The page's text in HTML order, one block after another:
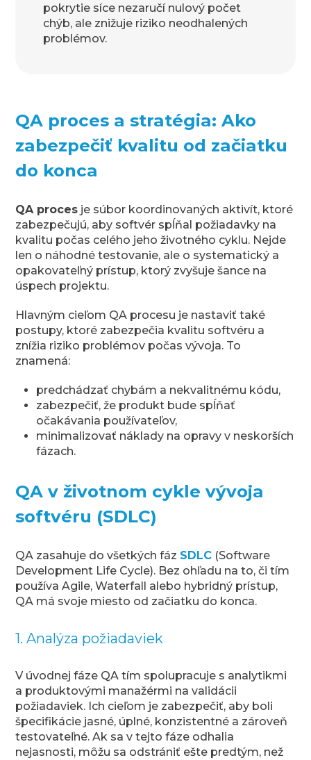
pokrytie síce nezaručí nulový počet
chýb, ale znižuje riziko neodhalených
problémov.
QA proces a stratégia: Ako
zabezpečiť kvalitu od začiatku
do konca
QA proces je súbor koordinovaných aktivít, ktoré
zabezpečujú, aby softvér spĺňal požiadavky na
kvalitu počas celého jeho životného cyklu. Nejde
len o náhodné testovanie, ale o systematický a
opakovateľný prístup, ktorý zvyšuje šance na
úspech projektu.
Hlavným cieľom QA procesu je nastaviť také
postupy, ktoré zabezpečia kvalitu softvéru a
znížia riziko problémov počas vývoja. To
znamená:
predchádzať chybám a nekvalitnému kódu,
zabezpečiť, že produkt bude spĺňať
očakávania používateľov,
minimalizovať náklady na opravy v neskorších
fázach.
QA v životnom cykle vývoja
softvéru (SDLC)
QA zasahuje do všetkých fáz SDLC (Software
Development Life Cycle). Bez ohľadu na to, či tím
používa Agile, Waterfall alebo hybridný prístup,
QA má svoje miesto od začiatku do konca.
1. Analýza požiadaviek
V úvodnej fáze QA tím spolupracuje s analytikmi
a produktovými manažérmi na validácii
požiadaviek. Ich cieľom je zabezpečiť, aby boli
špecifikácie jasné, úplné, konzistentné a zároveň
testovateľné. Ak sa v tejto fáze odhalia
nejasnosti, môžu sa odstrániť ešte predtým, než